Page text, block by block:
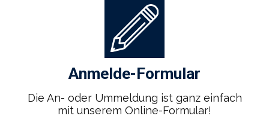
Anmelde-Formular
Die An- oder Ummeldung ist ganz einfach
mit unserem Online-Formular!